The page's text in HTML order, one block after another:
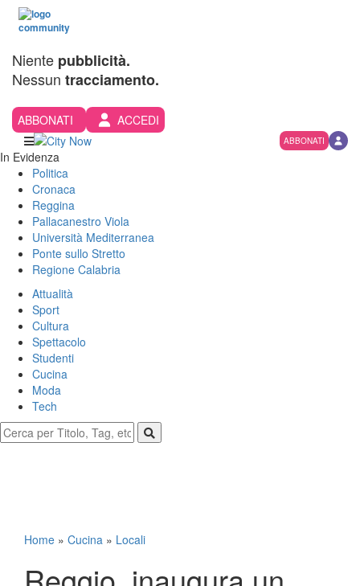
Niente pubblicità.
Nessun tracciamento.
ABBONATI ACCEDI
ABBONATI
In Evidenza
Politica
Cronaca
Reggina
Pallacanestro Viola
Università Mediterranea
Ponte sullo Stretto
Regione Calabria
Attualità
Sport
Cultura
Spettacolo
Studenti
Cucina
Moda
Tech
Home » Cucina » Locali